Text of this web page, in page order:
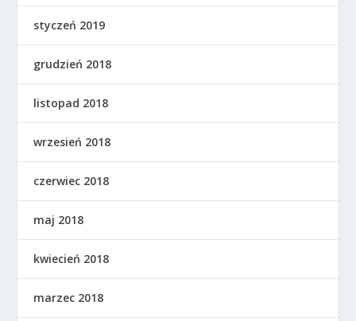
styczeń 2019
grudzień 2018
listopad 2018
wrzesień 2018
czerwiec 2018
maj 2018
kwiecień 2018
marzec 2018